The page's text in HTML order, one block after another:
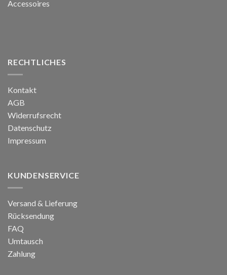
Accessoires
RECHTLICHES
Kontakt
AGB
Widerrufsrecht
Datenschutz
Impressum
KUNDENSERVICE
Versand & Lieferung
Rücksendung
FAQ
Umtausch
Zahlung